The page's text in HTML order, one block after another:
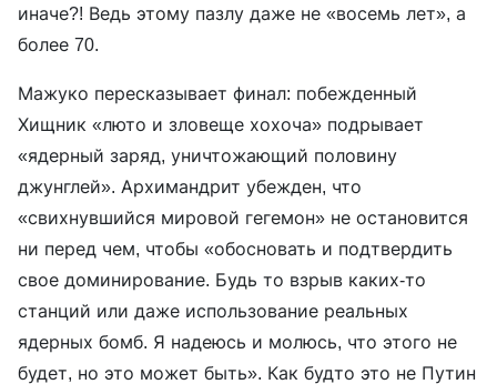
иначе?! Ведь этому пазлу даже не «восемь лет», а
более 70.
Мажуко пересказывает финал: побежденный
Хищник «люто и зловеще хохоча» подрывает
«ядерный заряд, уничтожающий половину
джунглей». Архимандрит убежден, что
«свихнувшийся мировой гегемон» не остановится
ни перед чем, чтобы «обосновать и подтвердить
свое доминирование. Будь то взрыв каких-то
станций или даже использование реальных
ядерных бомб. Я надеюсь и молюсь, что этого не
будет, но это может быть». Как будто это не Путин